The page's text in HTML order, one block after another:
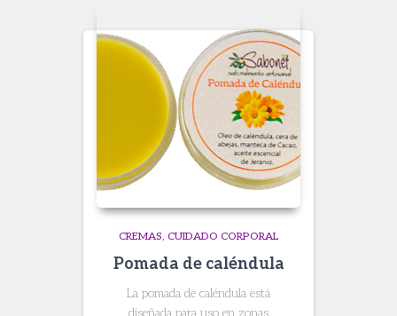
CREMAS CUIDADO CORPORAL
Pomada de caléndula
La pomada de caléndula está